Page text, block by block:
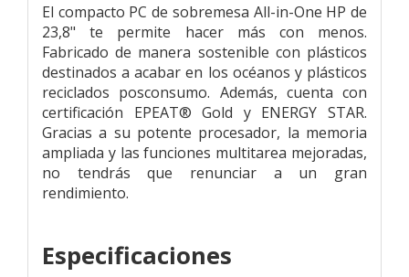
El compacto PC de sobremesa All-in-One HP de
23,8" te permite hacer más con menos.
Fabricado de manera sostenible con plásticos
destinados a acabar en los océanos y plásticos
reciclados posconsumo. Además, cuenta con
certificación EPEAT® Gold y ENERGY STAR.
Gracias a su potente procesador, la memoria
ampliada y las funciones multitarea mejoradas,
no tendrás que renunciar a un gran
rendimiento.
Especificaciones